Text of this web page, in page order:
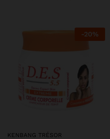
-20%
KENBANG TRÉSOR